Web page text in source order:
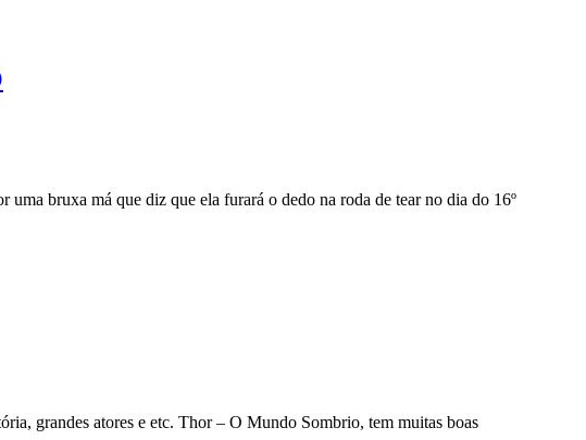
bruxa má que diz que ela furará o dedo na roda de tear no dia do 16º
grandes atores e etc. Thor – O Mundo Sombrio, tem muitas boas